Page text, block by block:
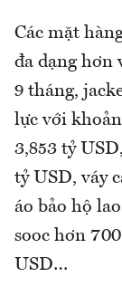
Các mặt
đa dạng hơn
9 tháng,
lực với
3,853 tỷ
tỷ USD, váy
áo bảo hộ
sooc hơn
USD…